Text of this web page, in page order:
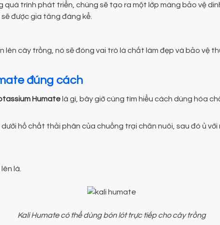
quá trình phát triển, chúng sẽ tạo ra một lớp màng bảo vệ
được gia tăng đáng kể.
lên cây trồng, nó sẽ đóng vai trò là chất làm đẹp và bảo vệ
đúng cách
Humate là gì, bây giờ cùng tìm hiểu cách dùng hóa
hố chất thải phân của chuồng trại chăn nuôi, sau đó ủ với
lá.
Kali Humate có thể dùng bón lót trực tiếp cho cây trồng